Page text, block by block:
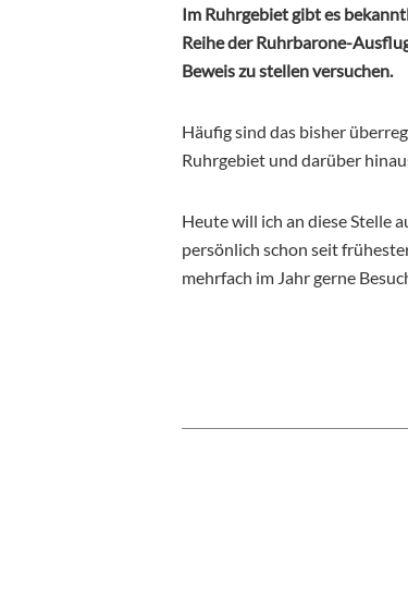
Im Ruhrgebiet gibt es
Reihe der Ruhrbarone-
Beweis zu stellen versuchen.
Häufig sind das bisher
Ruhrgebiet und darüber
Heute will ich an diese Stelle
persönlich schon seit
mehrfach im Jahr gerne